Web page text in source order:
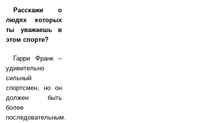
Расскажи о
людях которых
ты уважаешь в
этом спорте?
Гарри Франк –
удивительно
сильный
спортсмен, но он
должен быть
более
последовательным.